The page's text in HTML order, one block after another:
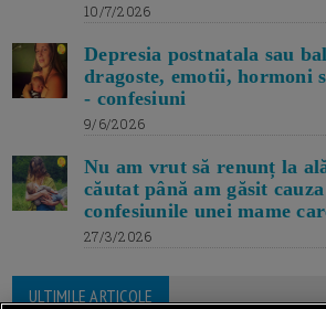
10/7/2026
Depresia postnatala sau
dragoste, emotii, hormoni
- confesiuni
9/6/2026
Nu am vrut să renunț la
căutat până am găsit
confesiunile unei mame
27/3/2026
ULTIMILE ARTICOLE